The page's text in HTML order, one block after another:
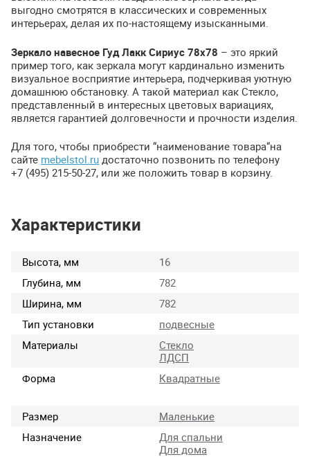
выгодно смотрятся в классических и современных
интерьерах, делая их по-настоящему изысканными.
Зеркало навесное Гуд Лакк Сириус 78х78 – это яркий
пример того, как зеркала могут кардинально изменить
визуальное восприятие интерьера, подчеркивая уютную
домашнюю обстановку. А такой материал как Стекло,
представленный в интересных цветовых вариациях,
является гарантией долговечности и прочности изделия.
Для того, чтобы приобрести “наименование товара“на
сайте mebelstol.ru достаточно позвонить по телефону
+7 (495) 215-50-27, или же положить товар в корзину.
Характеристики
Высота, мм
16
Глубина, мм
782
Ширина, мм
782
Тип установки
подвесные
Материалы
Стекло
ЛДСП
Форма
Квадратные
Размер
Маленькие
Назначение
Для спальни
Для дома